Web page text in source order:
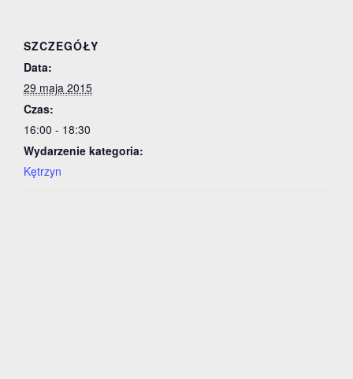
SZCZEGÓŁY
Data:
29 maja 2015
Czas:
16:00 - 18:30
Wydarzenie kategoria:
Kętrzyn